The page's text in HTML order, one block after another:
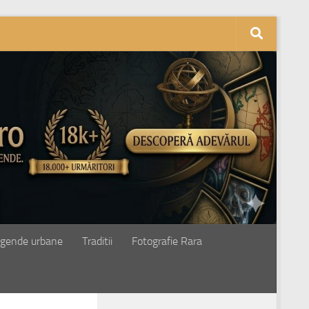
urbane Traditii Fotografie Rara